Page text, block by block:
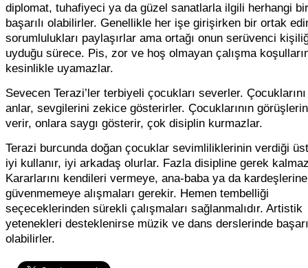
diplomat, tuhafiyeci ya da güzel sanatlarla ilgili herhangi
başarılı olabilirler. Genellikle her işe girişirken bir ortak
sorumlulukları paylaşırlar ama ortağı onun serüvenci
uyduğu sürece. Pis, zor ve hoş olmayan çalışma
kesinlikle uyamazlar.
Sevecen Terazi’ler terbiyeli çocukları severler.
anlar, sevgilerini zekice gösterirler. Çocuklarının
verir, onlara saygı gösterir, çok disiplin kurmazlar.
Terazi burcunda doğan çocuklar sevimliliklerinin verdiği
iyi kullanır, iyi arkadaş olurlar. Fazla disipline gerek
Kararlarını kendileri vermeye, ana-baba ya da kardeşlerine
güvenmemeye alışmaları gerekir. Hemen tembelliği
seçeceklerinden sürekli çalışmaları sağlanmalıdır. Artistik
yetenekleri desteklenirse müzik ve dans derslerinde
olabilirler.